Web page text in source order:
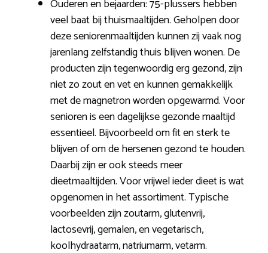
Ouderen en bejaarden: 75-plussers hebben
veel baat bij thuismaaltijden. Geholpen door
deze seniorenmaaltijden kunnen zij vaak nog
jarenlang zelfstandig thuis blijven wonen. De
producten zijn tegenwoordig erg gezond, zijn
niet zo zout en vet en kunnen gemakkelijk
met de magnetron worden opgewarmd. Voor
senioren is een dagelijkse gezonde maaltijd
essentieel. Bijvoorbeeld om fit en sterk te
blijven of om de hersenen gezond te houden.
Daarbij zijn er ook steeds meer
dieetmaaltijden. Voor vrijwel ieder dieet is wat
opgenomen in het assortiment. Typische
voorbeelden zijn zoutarm, glutenvrij,
lactosevrij, gemalen, en vegetarisch,
koolhydraatarm, natriumarm, vetarm.